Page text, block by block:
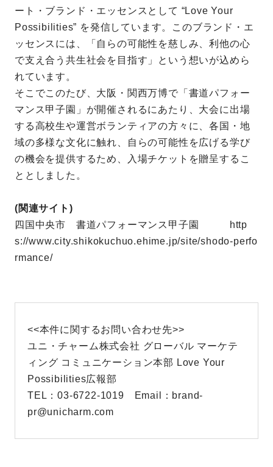
ート・ブランド・エッセンスとして “Love Your
Possibilities” を発信しています。このブランド・エ
ッセンスには、「自らの可能性を慈しみ、利他の心
で支え合う共生社会を目指す」という想いが込めら
れています。
そこでこのたび、大阪・関西万博で「書道パフォー
マンス甲子園」が開催されるにあたり、大会に出場
する高校生や運営ボランティアの方々に、各国・地
域の多様な文化に触れ、自らの可能性を広げる学び
の機会を提供するため、入場チケットを贈呈するこ
ととしました。
(関連サイト)
四国中央市 書道パフォーマンス甲子園
http
s://www.city.shikokuchuo.ehime.jp/site/shodo-perfo
rmance/
<<本件に関するお問い合わせ先>>
ユニ・チャーム株式会社 グローバル マーケテ
ィング コミュニケーション本部 Love Your
Possibilities広報部
TEL：03-6722-1019 Email：brand-
pr@unicharm.com